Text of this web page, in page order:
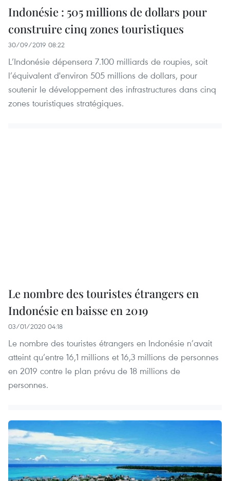
Indonésie : 505 millions de dollars pour
construire cinq zones touristiques
30/09/2019 08:22
L’Indonésie dépensera 7.100 milliards de roupies, soit
l’équivalent d'environ 505 millions de dollars, pour
soutenir le développement des infrastructures dans cinq
zones touristiques stratégiques.
Le nombre des touristes étrangers en
Indonésie en baisse en 2019
03/01/2020 04:18
Le nombre des touristes étrangers en Indonésie n’avait
atteint qu’entre 16,1 millions et 16,3 millions de personnes
en 2019 contre le plan prévu de 18 millions de
personnes.